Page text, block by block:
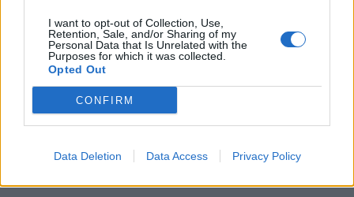
I want to opt-out of Collection, Use,
Retention, Sale, and/or Sharing of my
Personal Data that Is Unrelated with the
Purposes for which it was collected.
Opted Out
CONFIRM
Data Deletion Data Access Privacy Policy
kaklu, – „gliemezis”, cope, dažādi pinumi.
7. Īsa izlaiduma kleita pieļauj visdažādākās frizūras.
ieveidot matus ar lokšķērēm, ruļļiem, izmantot